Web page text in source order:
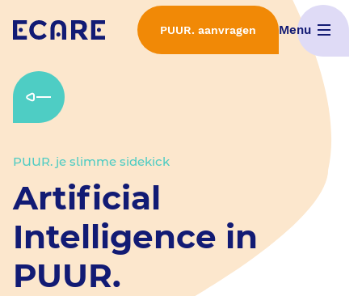
PUUR. aanvragen Menu
Home
Wat is PUUR.
ECD Selectieproces
Implementatie van PUUR.
PUUR. je slimme sidekick
Artificial
Intelligence in
PUUR.